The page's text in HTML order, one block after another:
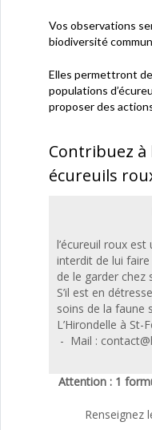
Vos observations
biodiversité
Elles permettront
populations
proposer des
Contribuez
à
écureuils
roux
de
Francheville
Contribuez à
écureuils
l’écureuil roux
interdit de lui
de le garder chez
S’il est en
soins de la faune
L’Hirondelle à St-
- Mail :
Attention : 1
Renseignez